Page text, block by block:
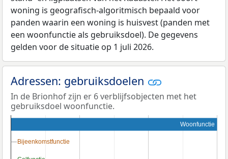
woning is geografisch-algoritmisch bepaald voor
panden waarin een woning is huisvest (panden met
een woonfunctie als gebruiksdoel). De gegevens
gelden voor de situatie op 1 juli 2026.
Adressen: gebruiksdoelen
In de Brionhof zijn er 6 verblijfsobjecten met het
gebruiksdoel woonfunctie.
Woonfunctie
Bijeenkomstfunctie
Bijeenkomstfunctie